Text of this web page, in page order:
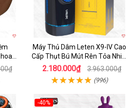
Máy Thủ Dâm Leten X9-IV Cao
Cấp Thụt Bú Mút Rên Tỏa Nhiệt
Sạc Pin
2.180.000₫ 3.963.000₫
(996)
-40%